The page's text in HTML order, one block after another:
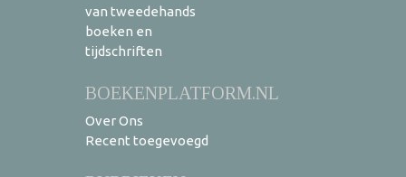
van tweedehands
boeken en
tijdschriften
BOEKENPLATFORM.NL
Over Ons
Recent toegevoegd